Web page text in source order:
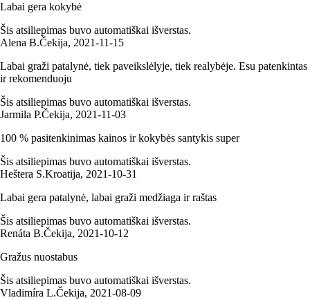
Labai gera kokybė
Šis atsiliepimas buvo automatiškai išverstas.
Alena B.Čekija, 2021‑11‑15
Labai graži patalynė, tiek paveikslėlyje, tiek realybėje. Esu patenkintas
ir rekomenduoju
Šis atsiliepimas buvo automatiškai išverstas.
Jarmila P.Čekija, 2021‑11‑03
100 % pasitenkinimas kainos ir kokybės santykis super
Šis atsiliepimas buvo automatiškai išverstas.
Heštera S.Kroatija, 2021‑10‑31
Labai gera patalynė, labai graži medžiaga ir raštas
Šis atsiliepimas buvo automatiškai išverstas.
Renáta B.Čekija, 2021‑10‑12
Gražus nuostabus
Šis atsiliepimas buvo automatiškai išverstas.
Vladimíra L.Čekija, 2021‑08‑09